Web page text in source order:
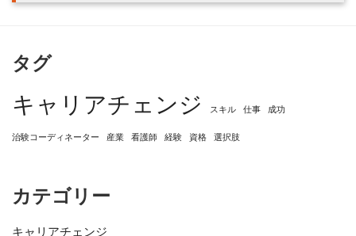
タグ
キャリアチェンジ スキル 仕事 成功
治験コーディネーター 産業 看護師 経験 資格 選択肢
カテゴリー
キャリアチェンジ